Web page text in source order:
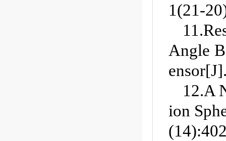
1(21-
Angle
12.A
ion